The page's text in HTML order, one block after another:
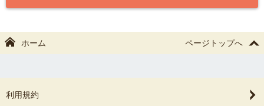
中山寺でのお宮参り撮影も対応しております。
━━━━━━━━━━
納品枚数が100枚を下回ったことは、この10年間一度もありませ
ご相談だけでもお気軽にお問い合わせください。
【お宮参り撮影動画】
ホーム ページトップへ
利用規約